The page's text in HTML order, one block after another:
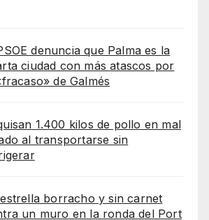
denuncia que Palma es la
ciudad con más atascos por
de Galmés
1.400 kilos de pollo en mal
al transportarse sin
borracho y sin carnet
un muro en la ronda del Port